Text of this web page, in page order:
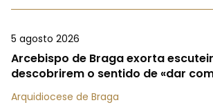
5 agosto 2026
Arcebispo de Braga exorta
descobrirem o sentido de «dar
Arquidiocese de Braga